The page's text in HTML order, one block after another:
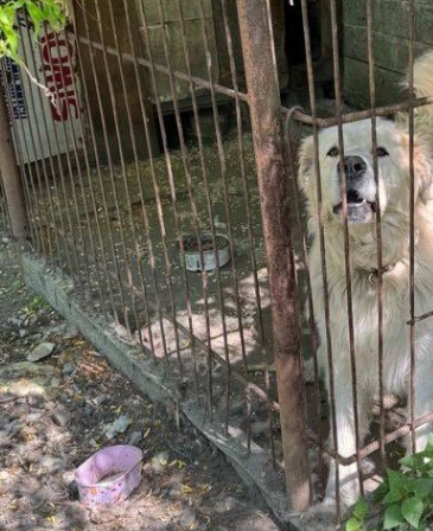
do spożycia!!!
w ochronie zdrowia — czas zacząć mówić o